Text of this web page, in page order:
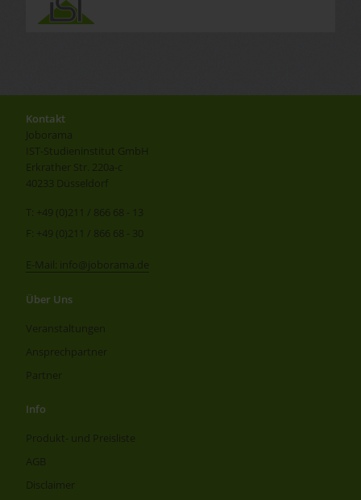
Kontakt
Joborama
IST-Studieninstitut GmbH
Erkrather Str. 220a-c
40233 Düsseldorf
T: +49 (0)211 / 866 68 - 13
F: +49 (0)211 / 866 68 - 30
E-Mail: info@joborama.de
Über Uns
Veranstaltungen
Ansprechpartner
Partner
Info
Produkt- und Preisliste
AGB
Disclaimer